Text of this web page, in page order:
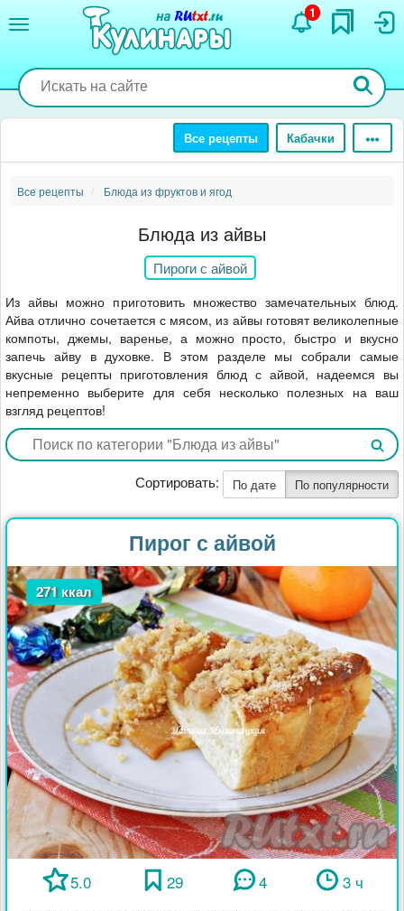
содержанию
1
Все рецепты Кабачки
Все рецепты Блюда из фруктов и ягод
Блюда из айвы
Пироги с айвой
Из айвы можно приготовить множество замечательных блюд.
Айва отлично сочетается с мясом, из айвы готовят великолепные
компоты, джемы, варенье, а можно просто, быстро и вкусно
запечь айву в духовке. В этом разделе мы собрали самые
вкусные рецепты приготовления блюд с айвой, надеемся вы
непременно выберите для себя несколько полезных на ваш
взгляд рецептов!
Сортировать: По дате По популярности
Пирог с айвой
271 ккал
5.0 29 4 3 ч